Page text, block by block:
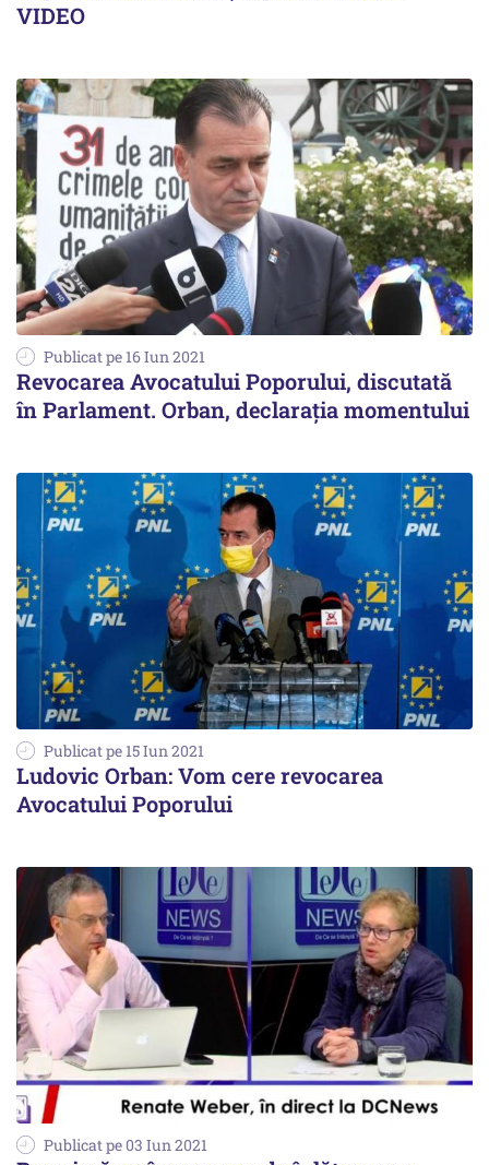
VIDEO
Publicat pe 16 Iun 2021
Revocarea Avocatului Poporului, discutată
în Parlament. Orban, declarația momentului
Publicat pe 15 Iun 2021
Ludovic Orban: Vom cere revocarea
Avocatului Poporului
Publicat pe 03 Iun 2021